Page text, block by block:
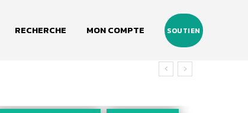
RECHERCHE MON COMPTE SOUTIEN